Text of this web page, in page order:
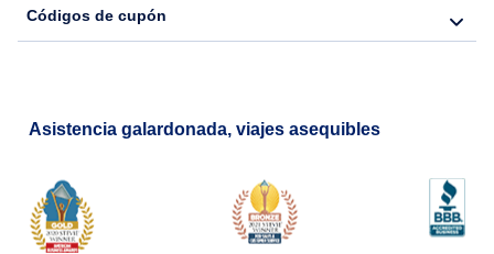
Códigos de cupón
Asistencia galardonada, viajes asequibles